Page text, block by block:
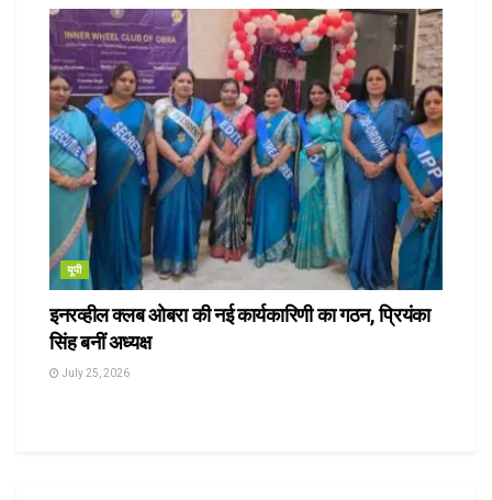
यूपी
इनरव्हील क्लब ओबरा की नई कार्यकारिणी का गठन, प्रियंका
सिंह बनीं अध्यक्ष
July 25, 2026